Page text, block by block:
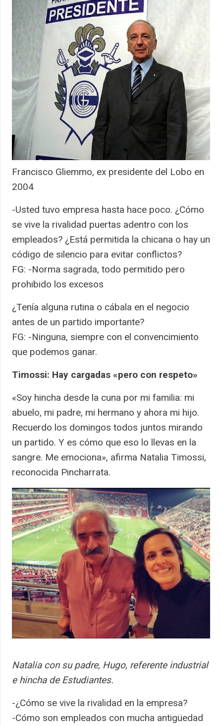
Francisco Gliemmo, ex presidente del Lobo en
2004
-Usted tuvo empresa hasta hace poco. ¿Cómo
se vive la rivalidad puertas adentro con los
empleados? ¿Está permitida la chicana o hay un
código de silencio para evitar conflictos?
FG: -Norma sagrada, todo permitido pero
prohibido los excesos
¿Tenía alguna rutina o cábala en el negocio
antes de un partido importante?
FG: -Ninguna, siempre con el convencimiento
que podemos ganar.
Timossi: Hay cargadas «pero con respeto»
«Soy hincha desde la cuna por mi familia: mi
abuelo, mi padre, mi hermano y ahora mi hijo.
Recuerdo los domingos todos juntos mirando
un partido. Y es cómo que eso lo llevas en la
sangre. Me emociona», afirma Natalia Timossi,
reconocida Pincharrata.
Natalia con su padre, Hugo, referente industrial
e hincha de Estudiantes.
-¿Cómo se vive la rivalidad en la empresa?
-Cómo son empleados con mucha antigüedad